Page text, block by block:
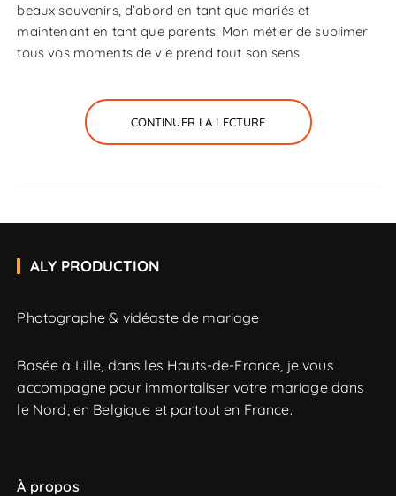
beaux souvenirs, d’abord en tant que mariés et
maintenant en tant que parents. Mon métier de sublimer
tous vos moments de vie prend tout son sens.
CONTINUER LA LECTURE
ALY PRODUCTION
Photographe & vidéaste de mariage
Basée à Lille, dans les Hauts-de-France, je vous
accompagne pour immortaliser votre mariage dans
le Nord, en Belgique et partout en France.
À propos